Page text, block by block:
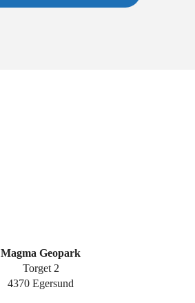
Magma Geopark
Torget 2
4370 Egersund